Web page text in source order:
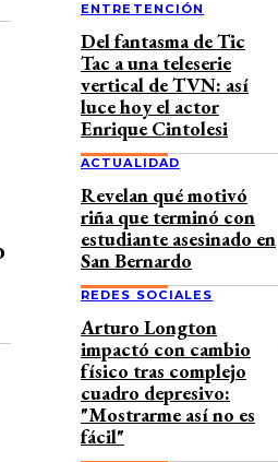
ENTRETENCIÓN
Del fantasma de Tic
Tac a una teleserie
vertical de TVN: así
luce hoy el actor
Enrique Cintolesi
ACTUALIDAD
Revelan qué motivó
riña que terminó con
estudiante asesinado en
San Bernardo
REDES SOCIALES
Arturo Longton
impactó con cambio
físico tras complejo
cuadro depresivo:
"Mostrarme así no es
fácil"